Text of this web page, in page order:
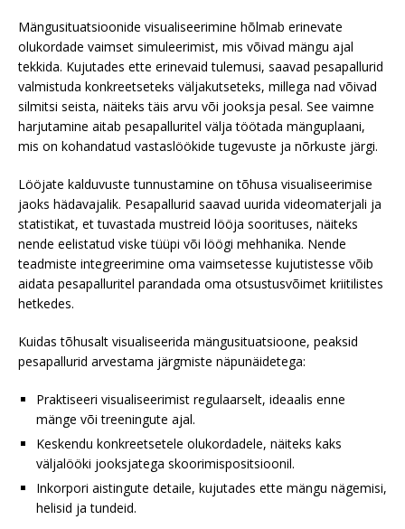
Mängusituatsioonide visualiseerimine hõlmab erinevate
olukordade vaimset simuleerimist, mis võivad mängu ajal
tekkida. Kujutades ette erinevaid tulemusi, saavad pesapallurid
valmistuda konkreetseteks väljakutseteks, millega nad võivad
silmitsi seista, näiteks täis arvu või jooksja pesal. See vaimne
harjutamine aitab pesapalluritel välja töötada mänguplaani,
mis on kohandatud vastaslöökide tugevuste ja nõrkuste järgi.
Lööjate kalduvuste tunnustamine on tõhusa visualiseerimise
jaoks hädavajalik. Pesapallurid saavad uurida videomaterjali ja
statistikat, et tuvastada mustreid lööja soorituses, näiteks
nende eelistatud viske tüüpi või löögi mehhanika. Nende
teadmiste integreerimine oma vaimsetesse kujutistesse võib
aidata pesapalluritel parandada oma otsustusvõimet kriitilistes
hetkedes.
Kuidas tõhusalt visualiseerida mängusituatsioone, peaksid
pesapallurid arvestama järgmiste näpunäidetega:
Praktiseeri visualiseerimist regulaarselt, ideaalis enne
mänge või treeningute ajal.
Keskendu konkreetsetele olukordadele, näiteks kaks
väljalööki jooksjatega skoorimispositsioonil.
Inkorpori aistingute detaile, kujutades ette mängu nägemisi,
helisid ja tundeid.